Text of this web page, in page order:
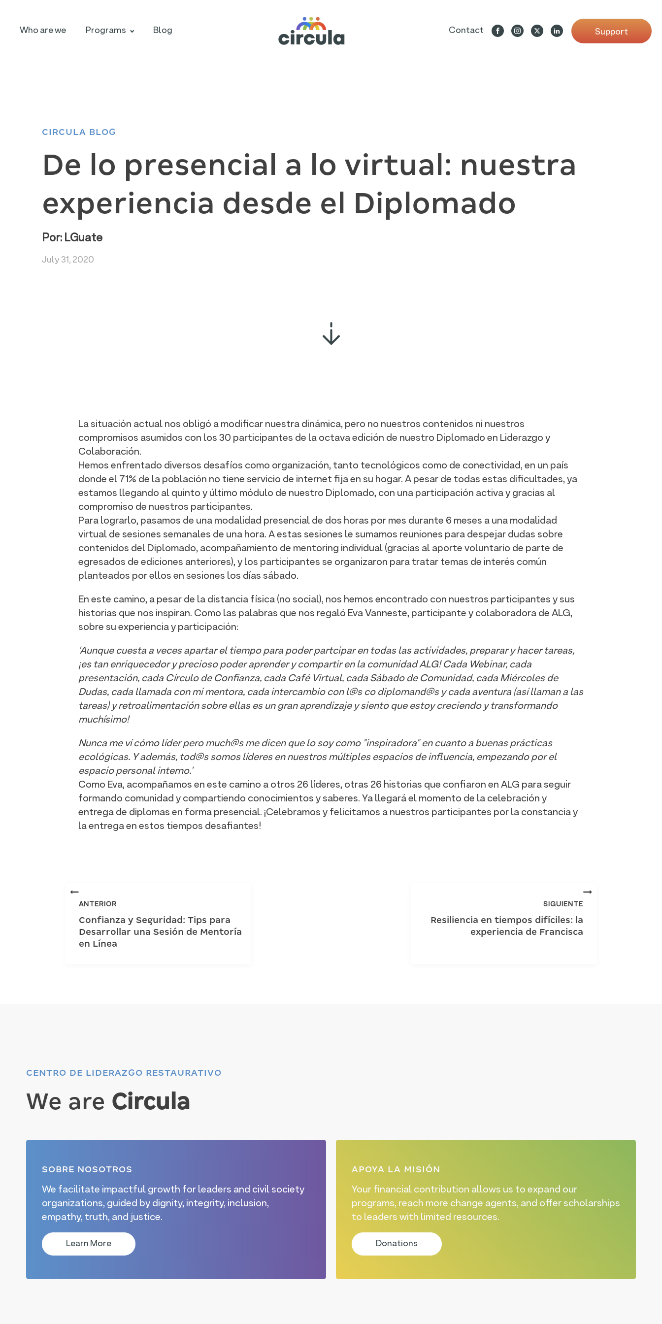
Who are we Programs Blog Contact Support
CIRCULA BLOG
De lo presencial a lo virtual: nuestra
experiencia desde el Diplomado
Por:LGuate
July 31, 2020
La situación actual nos obligó a modificar nuestra dinámica, pero no nuestros contenidos ni nuestros
compromisos asumidos con los 30 participantes de la octava edición de nuestro Diplomado en Liderazgo y
Colaboración.
Hemos enfrentado diversos desafíos como organización, tanto tecnológicos como de conectividad, en un país
donde el 71% de la población no tiene servicio de internet fija en su hogar. A pesar de todas estas dificultades, ya
estamos llegando al quinto y último módulo de nuestro Diplomado, con una participación activa y gracias al
compromiso de nuestros participantes.
Para lograrlo, pasamos de una modalidad presencial de dos horas por mes durante 6 meses a una modalidad
virtual de sesiones semanales de una hora. A estas sesiones le sumamos reuniones para despejar dudas sobre
contenidos del Diplomado, acompañamiento de mentoring individual (gracias al aporte voluntario de parte de
egresados de ediciones anteriores), y los participantes se organizaron para tratar temas de interés común
planteados por ellos en sesiones los días sábado.
En este camino, a pesar de la distancia física (no social), nos hemos encontrado con nuestros participantes y sus
historias que nos inspiran. Como las palabras que nos regaló Eva Vanneste, participante y colaboradora de ALG,
sobre su experiencia y participación:
'Aunque cuesta a veces apartar el tiempo para poder partcipar en todas las actividades, preparar y hacer tareas,
¡es tan enriquecedor y precioso poder aprender y compartir en la comunidad ALG! Cada Webinar, cada
presentación, cada Círculo de Confianza, cada Café Virtual, cada Sábado de Comunidad, cada Miércoles de
Dudas, cada llamada con mi mentora, cada intercambio con l@s co diplomand@s y cada aventura (así llaman a las
tareas) y retroalimentación sobre ellas es un gran aprendizaje y siento que estoy creciendo y transformando
muchísimo!
Nunca me ví cómo líder pero much@s me dicen que lo soy como "inspiradora" en cuanto a buenas prácticas
ecológicas. Y además, tod@s somos líderes en nuestros múltiples espacios de influencia, empezando por el
espacio personal interno.'
Como Eva, acompañamos en este camino a otros 26 líderes, otras 26 historias que confiaron en ALG para seguir
formando comunidad y compartiendo conocimientos y saberes. Ya llegará el momento de la celebración y
entrega de diplomas en forma presencial. ¡Celebramos y felicitamos a nuestros participantes por la constancia y
la entrega en estos tiempos desafiantes!
ANTERIOR
Confianza y Seguridad: Tips para
Desarrollar una Sesión de Mentoría
en Línea
SIGUIENTE
Resiliencia en tiempos difíciles: la
experiencia de Francisca
CENTRO DE LIDERAZGO RESTAURATIVO
We are Circula
SOBRE NOSOTROS
We facilitate impactful growth for leaders and civil society
organizations, guided by dignity, integrity, inclusion,
empathy, truth, and justice.
Learn More
APOYA LA MISIÓN
Your financial contribution allows us to expand our
programs, reach more change agents, and offer scholarships
to leaders with limited resources.
Donations